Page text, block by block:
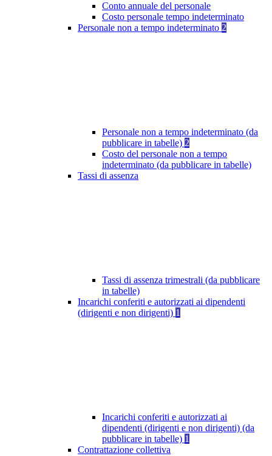
Conto annuale del personale
Costo personale tempo indeterminato
Personale non a tempo indeterminato 2
Personale non a tempo indeterminato (da
pubblicare in tabelle) 2
Costo del personale non a tempo
indeterminato (da pubblicare in tabelle)
Tassi di assenza
Tassi di assenza trimestrali (da pubblicare
in tabelle)
Incarichi conferiti e autorizzati ai dipendenti
(dirigenti e non dirigenti) 1
Incarichi conferiti e autorizzati ai
dipendenti (dirigenti e non dirigenti) (da
pubblicare in tabelle) 1
Contrattazione collettiva